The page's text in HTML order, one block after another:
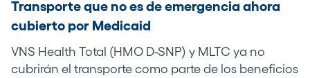
Transporte que no es de emergencia ahora
cubierto por Medicaid
VNS Health Total (HMO D-SNP) y MLTC ya no
cubrirán el transporte como parte de los beneficios